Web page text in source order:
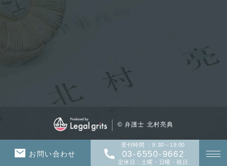
© 弁護士 北村亮典
お問い合わせ
受付時間 ：9:30～19:00
03-6550-9662
定休日：土曜・日曜・祝日